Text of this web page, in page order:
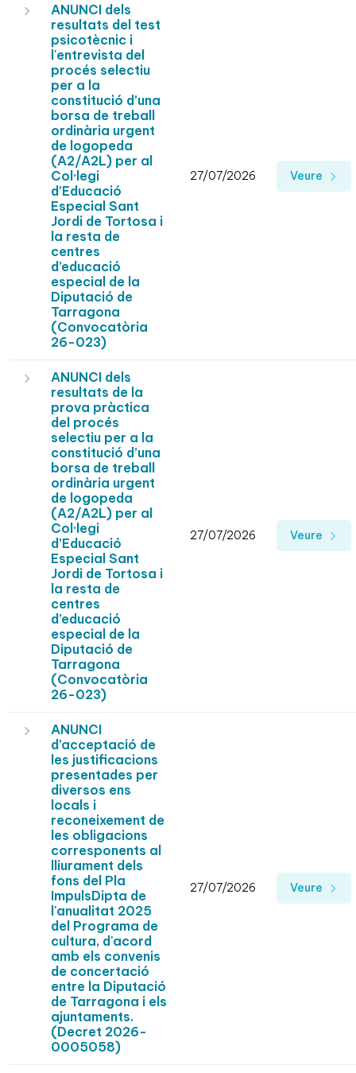
ANUNCI dels
resultats del test
psicotècnic i
l'entrevista del
procés selectiu
per a la
constitució d’una
borsa de treball
ordinària urgent
de logopeda
(A2/A2L) per al
Col·legi
d’Educació
Especial Sant
Jordi de Tortosa i
la resta de
centres
d’educació
especial de la
Diputació de
Tarragona
(Convocatòria
26-023)
27/07/2026 Veure
ANUNCI dels
resultats de la
prova pràctica
del procés
selectiu per a la
constitució d’una
borsa de treball
ordinària urgent
de logopeda
(A2/A2L) per al
Col·legi
d’Educació
Especial Sant
Jordi de Tortosa i
la resta de
centres
d’educació
especial de la
Diputació de
Tarragona
(Convocatòria
26-023)
27/07/2026 Veure
ANUNCI
d’acceptació de
les justificacions
presentades per
diversos ens
locals i
reconeixement de
les obligacions
corresponents al
lliurament dels
fons del Pla
ImpulsDipta de
l'anualitat 2025
del Programa de
cultura, d'acord
amb els convenis
de concertació
entre la Diputació
de Tarragona i els
ajuntaments.
(Decret 2026-
0005058)
27/07/2026 Veure